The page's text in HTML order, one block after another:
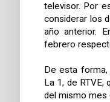
televisor. Por
considerar los
año anterior.
febrero
De esta
La 1, de RTVE,
del mismo mes